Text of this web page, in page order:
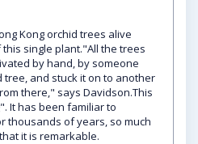
Kong orchid trees alive
single plant."All the trees
by hand, by someone
and stuck it on to another
there," says Davidson.This
It has been familiar to
thousands of years, so much
it is remarkable.